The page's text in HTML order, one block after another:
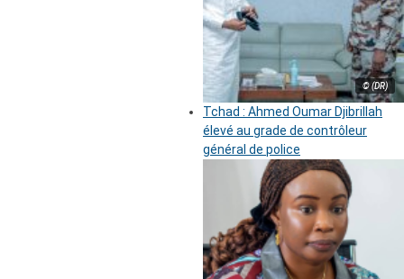
© (DR)
Tchad : Ahmed Oumar Djibrillah
élevé au grade de contrôleur
général de police